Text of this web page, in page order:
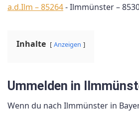
a.d.Ilm – 85264-Ilmmünster –
Inhalte Anzeigen
Ummelden in
Wenn du nach Ilmmünster in